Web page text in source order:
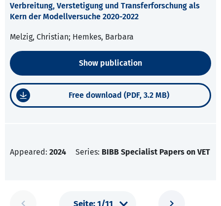
Verbreitung, Verstetigung und Transferforschung als
Kern der Modellversuche 2020-2022
Melzig, Christian; Hemkes, Barbara
Show publication
Free download (PDF, 3.2 MB)
Appeared: 2024 Series: BIBB Specialist Papers on VET